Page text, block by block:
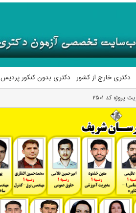
دکتری خارج از کشور دکتری بدون کنکور پردیس